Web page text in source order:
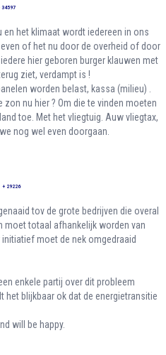
34597
en het klimaat wordt iedereen in ons
of het nu door de overheid of door
hier geboren burger klauwen met
ziet, verdampt is !
worden belast, kassa (milieu) .
nu hier ? Om die te vinden moeten
toe. Met het vliegtuig. Auw vliegtax,
nog wel even doorgaan.
+ 29226
tov de grote bedrijven die overal
moet totaal afhankelijk worden van
moet de nek omgedraaid
enkele partij over dit probleem
het blijkbaar ok dat de energietransitie
will be happy.